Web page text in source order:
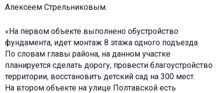
Алексеем Стрельниковым.
«На первом объекте выполнено обустройство
фундамента, идет монтаж 8 этажа одного подъезда.
По словам главы района, на данном участке
планируется сделать дорогу, провести благоустройство
территории, восстановить детский сад на 300 мест.
На втором объекте на улице Полтавской есть